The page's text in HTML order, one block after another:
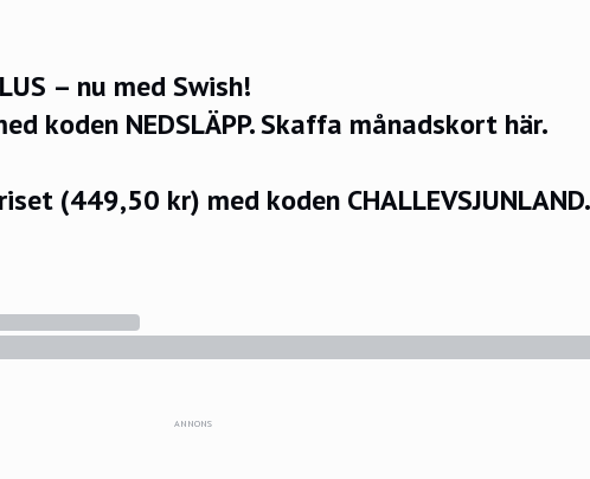
– nu med Swish!
koden NEDSLÄPP.Skaffa månadskort här.
(449,50 kr) med koden CHALLEVSJUNLAND.
ANNONS